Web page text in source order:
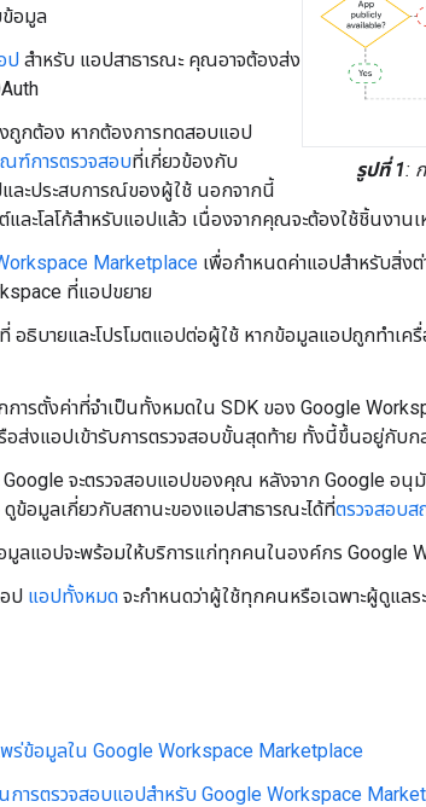
รูปที่ 1:
ข้อมูล
ป สำหรับ แอปสาธารณะ คุณอาจต้องส่ง
งถูกต้อง หากต้องการทดสอบแอป
ณฑ์การตรวจสอบที่เกี่ยวข้องกับ
ละประสบการณ์ของผู้ใช้ นอกจากนี้
ต์และโลโก้สำหรับแอปแล้ว เนื่องจากคุณจะต้องใช้ชิ้นงา
Marketplace เพื่อกำหนดค่าแอปสำหรับสิ่ง
ที่แอปขยาย
ที่ อธิบายและโปรโมตแอปต่อผู้ใช้ หากข้อมูลแอปถูกทำเ
การตั้งค่าที่จำเป็นทั้งหมดใน SDK ของ Google
อส่งแอปเข้ารับการตรวจสอบขั้นสุดท้าย ทั้งนี้ขึ้นอยู่กับ
Google จะตรวจสอบแอปของคุณ หลังจาก Google อ
ข้อมูลเกี่ยวกับสถานะของแอปสาธารณะได้ที่ตรวจสอบส
มูลแอปจะพร้อมให้บริการแก่ทุกคนในองค์กร Google
ป แอปทั้งหมด จะกำหนดว่าผู้ใช้ทุกคนหรือเฉพาะผู้ดูแล
พร่ข้อมูลใน Google Workspace Marketplace
นการตรวจสอบแอปสำหรับ Google Workspace